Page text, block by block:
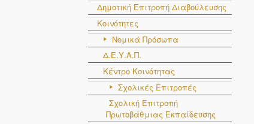
Δημοτική Επιτροπή Διαβούλευσης
Κοινότητες
Νομικά Πρόσωπα
Δ.Ε.Υ.Α.Π.
Κέντρο Κοινότητας
Σχολικές Επιτροπές
Σχολική Επιτροπή
Πρωτοβάθμιας Εκπαίδευσης